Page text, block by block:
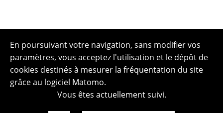
En poursuivant votre navigation, sans modifier vos
paramètres, vous acceptez l'utilisation et le dépôt de
cookies destinés à mesurer la fréquentation du site
grâce au logiciel Matomo.
Vous êtes actuellement suivi.